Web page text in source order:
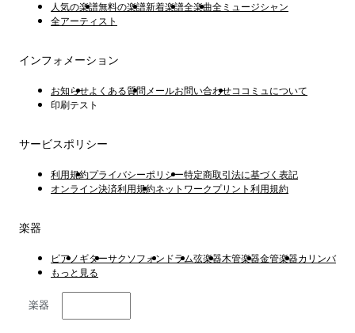
人気の楽譜無料の楽譜新着楽譜全楽曲全ミュージシャン
全アーティスト
インフォメーション
お知らせよくある質問 メールお問い合わせココミュについて
印刷テスト
サービスポリシー
利用規約プライバシーポリシー特定商取引法に基づく表記
オンライン決済利用規約ネットワークプリント利用規約
楽器
ピアノ ギターサクソフォン ドラム弦楽器木管楽器金管楽器カリンバ
もっと見る
楽器